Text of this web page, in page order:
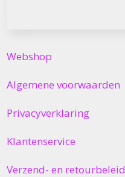
Webshop
Algemene voorwaarden
Privacyverklaring
Klantenservice
Verzend- en retourbeleid